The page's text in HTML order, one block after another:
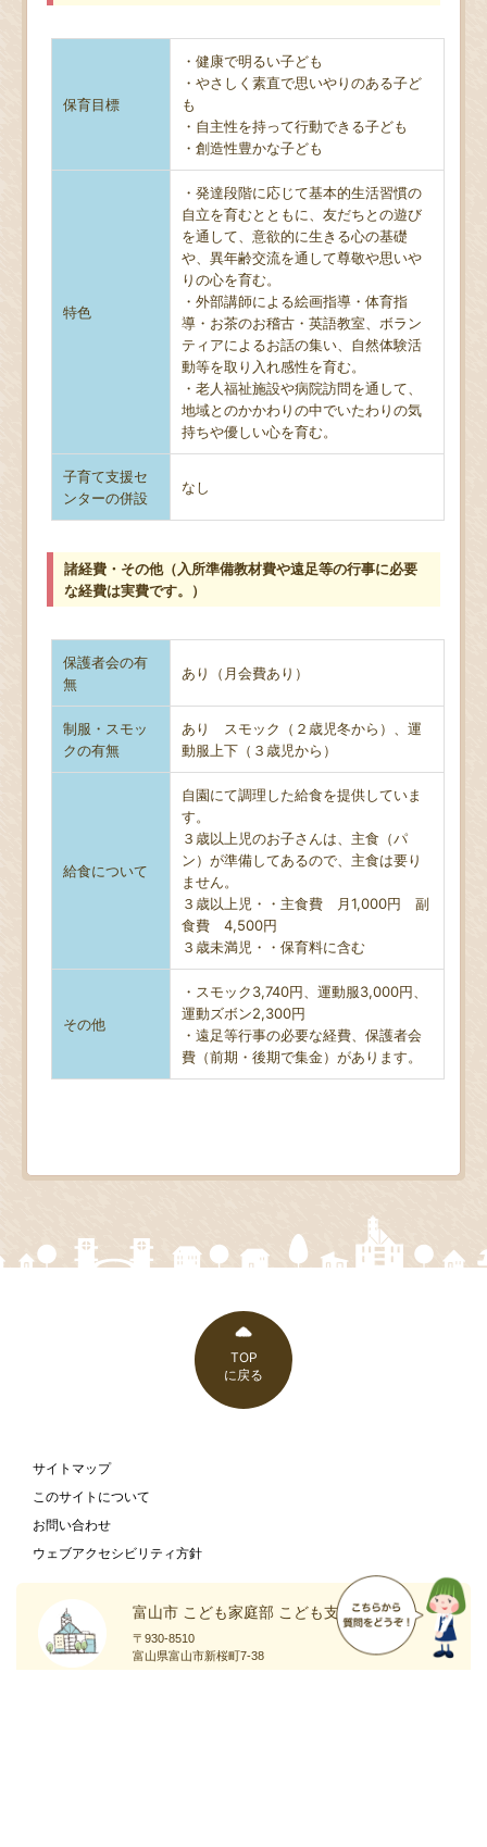
保育目標
・健康で明るい子ども
・やさしく素直で思いやりのある子ど
も
・自主性を持って行動できる子ども
・創造性豊かな子ども
特色
・発達段階に応じて基本的生活習慣の
自立を育むとともに、友だちとの遊び
を通して、意欲的に生きる心の基礎
や、異年齢交流を通して尊敬や思いや
りの心を育む。
・外部講師による絵画指導・体育指
導・お茶のお稽古・英語教室、ボラン
ティアによるお話の集い、自然体験活
動等を取り入れ感性を育む。
・老人福祉施設や病院訪問を通して、
地域とのかかわりの中でいたわりの気
持ちや優しい心を育む。
子育て支援セ
ンターの併設
なし
諸経費・その他（入所準備教材費や遠足等の行事に必要
な経費は実費です。）
保護者会の有
無
あり（月会費あり）
制服・スモッ
クの有無
あり スモック（２歳児冬から）、運
動服上下（３歳児から）
給食について
自園にて調理した給食を提供していま
す。
３歳以上児のお子さんは、主食（パ
ン）が準備してあるので、主食は要り
ません。
３歳以上児・・主食費 月1,000円 副
食費 4,500円
３歳未満児・・保育料に含む
その他
・スモック3,740円、運動服3,000円、
運動ズボン2,300円
・遠足等行事の必要な経費、保護者会
費（前期・後期で集金）があります。
TOP
に戻る
サイトマップ
このサイトについて
お問い合わせ
ウェブアクセシビリティ方針
富山市 こども家庭部 こども支援課
〒930-8510
富山県富山市新桜町7-38